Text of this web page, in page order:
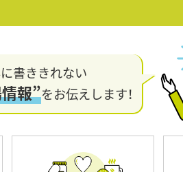
書ききれない
報”をお伝えします！